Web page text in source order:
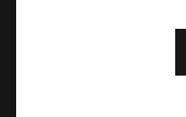
Mestre da Safira, mais